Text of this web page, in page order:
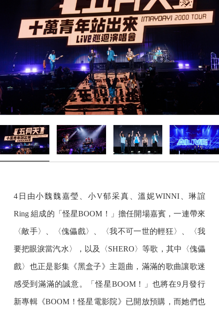
4日由小魏魏嘉瑩、小V郁采真、溫妮WINNI、琳誼
Ring 組成的「怪星BOOM！」擔任開場嘉賓，一連帶來
〈敵手〉、〈傀儡戲〉、〈我不可一世的輕狂〉、〈我
要把眼淚當汽水〉，以及〈SHERO〉等歌，其中〈傀儡
戲〉也正是影集《黑盒子》主題曲，滿滿的歌曲讓歌迷
感受到滿滿的誠意。「怪星BOOM！」也將在9月發行
新專輯《BOOM！怪星電影院》已開放預購，而她們也